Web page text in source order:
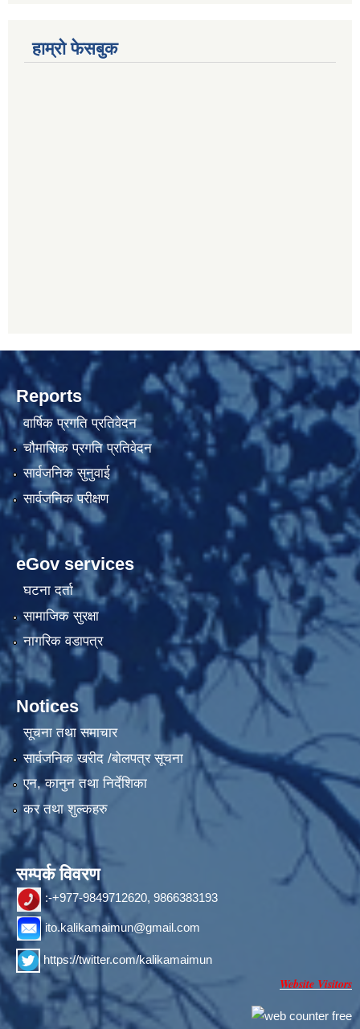
हाम्रो फेसबुक
Reports
वार्षिक प्रगति प्रतिवेदन
चौमासिक प्रगति प्रतिवेदन
सार्वजनिक सुनुवाई
सार्वजनिक परीक्षण
eGov services
घटना दर्ता
सामाजिक सुरक्षा
नागरिक वडापत्र
Notices
सूचना तथा समाचार
सार्वजनिक खरीद /बोलपत्र सूचना
एन, कानुन तथा निर्देशिका
कर तथा शुल्कहरु
सम्पर्क विवरण
:-+977-9849712620, 9866383193
ito.kalikamaimun@gmail.com
https://twitter.com/kalikamaimun
Website Visitors